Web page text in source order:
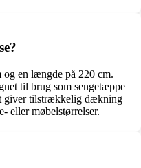
og en længde på 220 cm.
til brug som sengetæppe
giver tilstrækkelig dækning
eller møbelstørrelser.